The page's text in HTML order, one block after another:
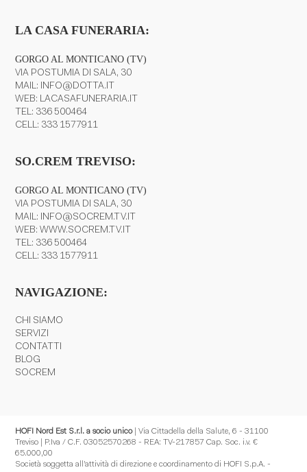
LA CASA FUNERARIA:
GORGO AL MONTICANO (TV)
VIA POSTUMIA DI SALA, 30
MAIL: INFO@DOTTA.IT
WEB: LACASAFUNERARIA.IT
TEL: 336 500464
CELL: 333 1577911
SO.CREM TREVISO:
GORGO AL MONTICANO (TV)
VIA POSTUMIA DI SALA, 30
MAIL: INFO@SOCREM.TV.IT
WEB:WWW.SOCREM.TV.IT
TEL: 336 500464
CELL: 333 1577911
NAVIGAZIONE:
CHI SIAMO
SERVIZI
CONTATTI
BLOG
SOCREM
HOFI Nord Est S.r.l. a socio unico| Via Cittadella della Salute, 6 - 31100
Treviso | P.Iva / C.F. 03052570268 - REA: TV-217857 Cap. Soc. i.v. €
65.000,00
Società soggetta all’attività di direzione e coordinamento di HOFI S.p.A. -